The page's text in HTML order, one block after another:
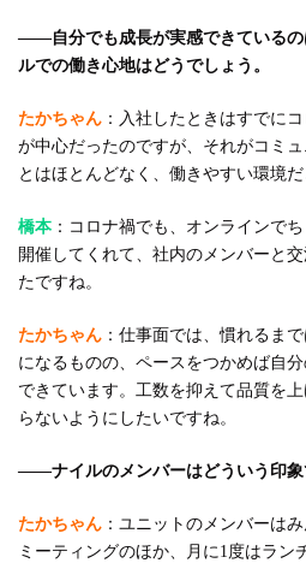
――自分でも成長が実感できているの
ルでの働き心地はどうでしょう。
たかちゃん ：入社したときはすでに
が中心だったのですが、それがコミ
とはほとんどなく、働きやすい環境だ
橋本：コロナ禍でも、オンラインで
開催してくれて、社内のメンバーと
たですね。
たかちゃん ：仕事面では、慣れるま
になるものの、ペースをつかめば自
できています。工数を抑えて品質を
らないようにしたいですね。
――ナイルのメンバーはどういう印象
たかちゃん ：ユニットのメンバーは
ミーティングのほか、月に1度はラン